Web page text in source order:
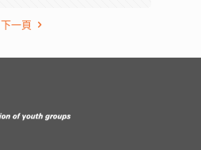
下一頁